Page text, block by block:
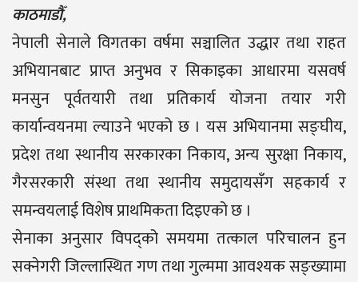
काठमाडौँ,
नेपाली सेनाले विगतका वर्षमा सञ्चालित उद्धार तथा राहत
अभियानबाट प्राप्त अनुभव र सिकाइका आधारमा यसवर्ष
मनसुन पूर्वतयारी तथा प्रतिकार्य योजना तयार गरी
कार्यान्वयनमा ल्याउने भएको छ । यस अभियानमा सङ्घीय,
प्रदेश तथा स्थानीय सरकारका निकाय, अन्य सुरक्षा निकाय,
गैरसरकारी संस्था तथा स्थानीय समुदायसँग सहकार्य र
समन्वयलाई विशेष प्राथमिकता दिइएको छ ।
सेनाका अनुसार विपद्को समयमा तत्काल परिचालन हुन
सक्नेगरी जिल्लास्थित गण तथा गुल्ममा आवश्यक सङ्ख्यामा